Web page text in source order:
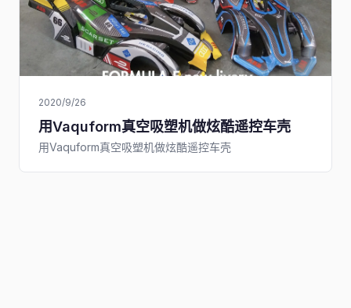
2020/9/26
用Vaquform真空吸塑机做炫酷遥控车壳
用Vaquform真空吸塑机做炫酷遥控车壳